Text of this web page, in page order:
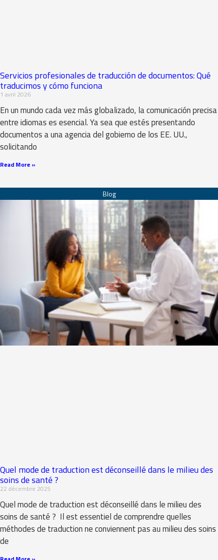
Servicios profesionales de traducción de documentos: Qué
traducimos y cómo funciona
1 avril 2026
En un mundo cada vez más globalizado, la comunicación precisa
entre idiomas es esencial. Ya sea que estés presentando
documentos a una agencia del gobierno de los EE. UU.,
solicitando
Read More »
Quel mode de traduction est déconseillé dans le milieu des
soins de santé ?
22 décembre 2025
Quel mode de traduction est déconseillé dans le milieu des
soins de santé ? Il est essentiel de comprendre quelles
méthodes de traduction ne conviennent pas au milieu des soins
de